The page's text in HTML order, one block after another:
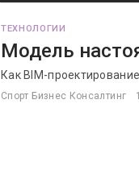
ТЕХНОЛОГИИ
Модель
Как BIM-
Спорт Бизнес Консалтинг